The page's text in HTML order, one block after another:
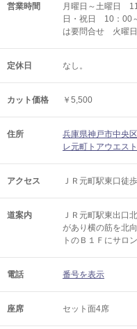
営業時間
月曜日～土曜日
日・祝日 10：00
は要問合せ 火曜
定休日 なし。
カット価格 ￥5,500
住所
兵庫県神戸市中央
レ元町トアウエス
アクセス ＪＲ元町駅東口徒
道案内
ＪＲ元町駅東出口
があり横の筋を北
トのＢ１Ｆにサロ
電話 番号を表示
座席 セット面4席